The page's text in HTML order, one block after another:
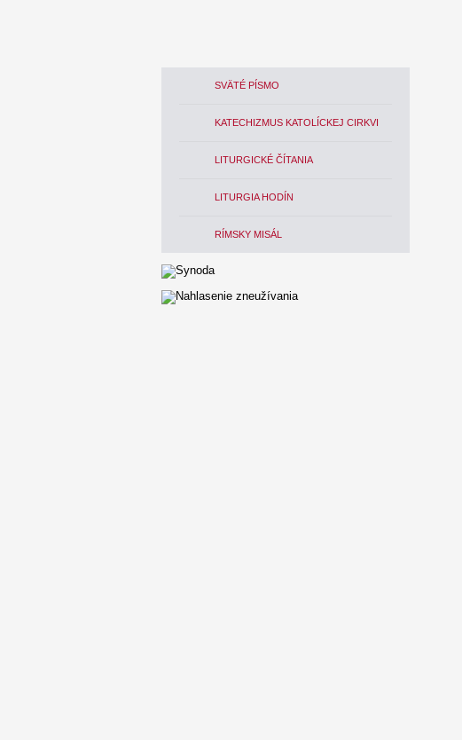
SVÄTÉ PÍSMO
KATECHIZMUS KATOLÍCKEJ CIRKVI
LITURGICKÉ ČÍTANIA
LITURGIA HODÍN
RÍMSKY MISÁL